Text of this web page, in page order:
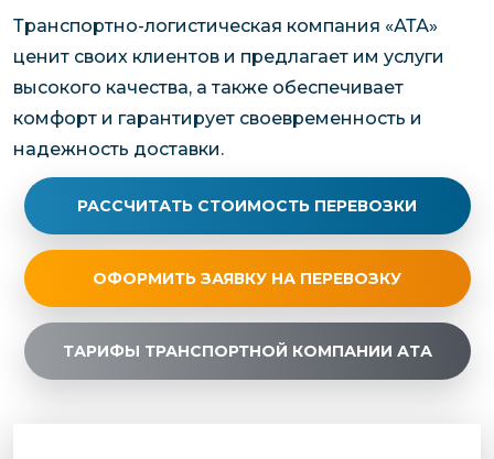
Транспортно-логистическая компания «АТА»
ценит своих клиентов и предлагает им услуги
высокого качества, а также обеспечивает
комфорт и гарантирует своевременность и
надежность доставки.
РАССЧИТАТЬ СТОИМОСТЬ ПЕРЕВОЗКИ
ОФОРМИТЬ ЗАЯВКУ НА ПЕРЕВОЗКУ
ТАРИФЫ ТРАНСПОРТНОЙ КОМПАНИИ АТА